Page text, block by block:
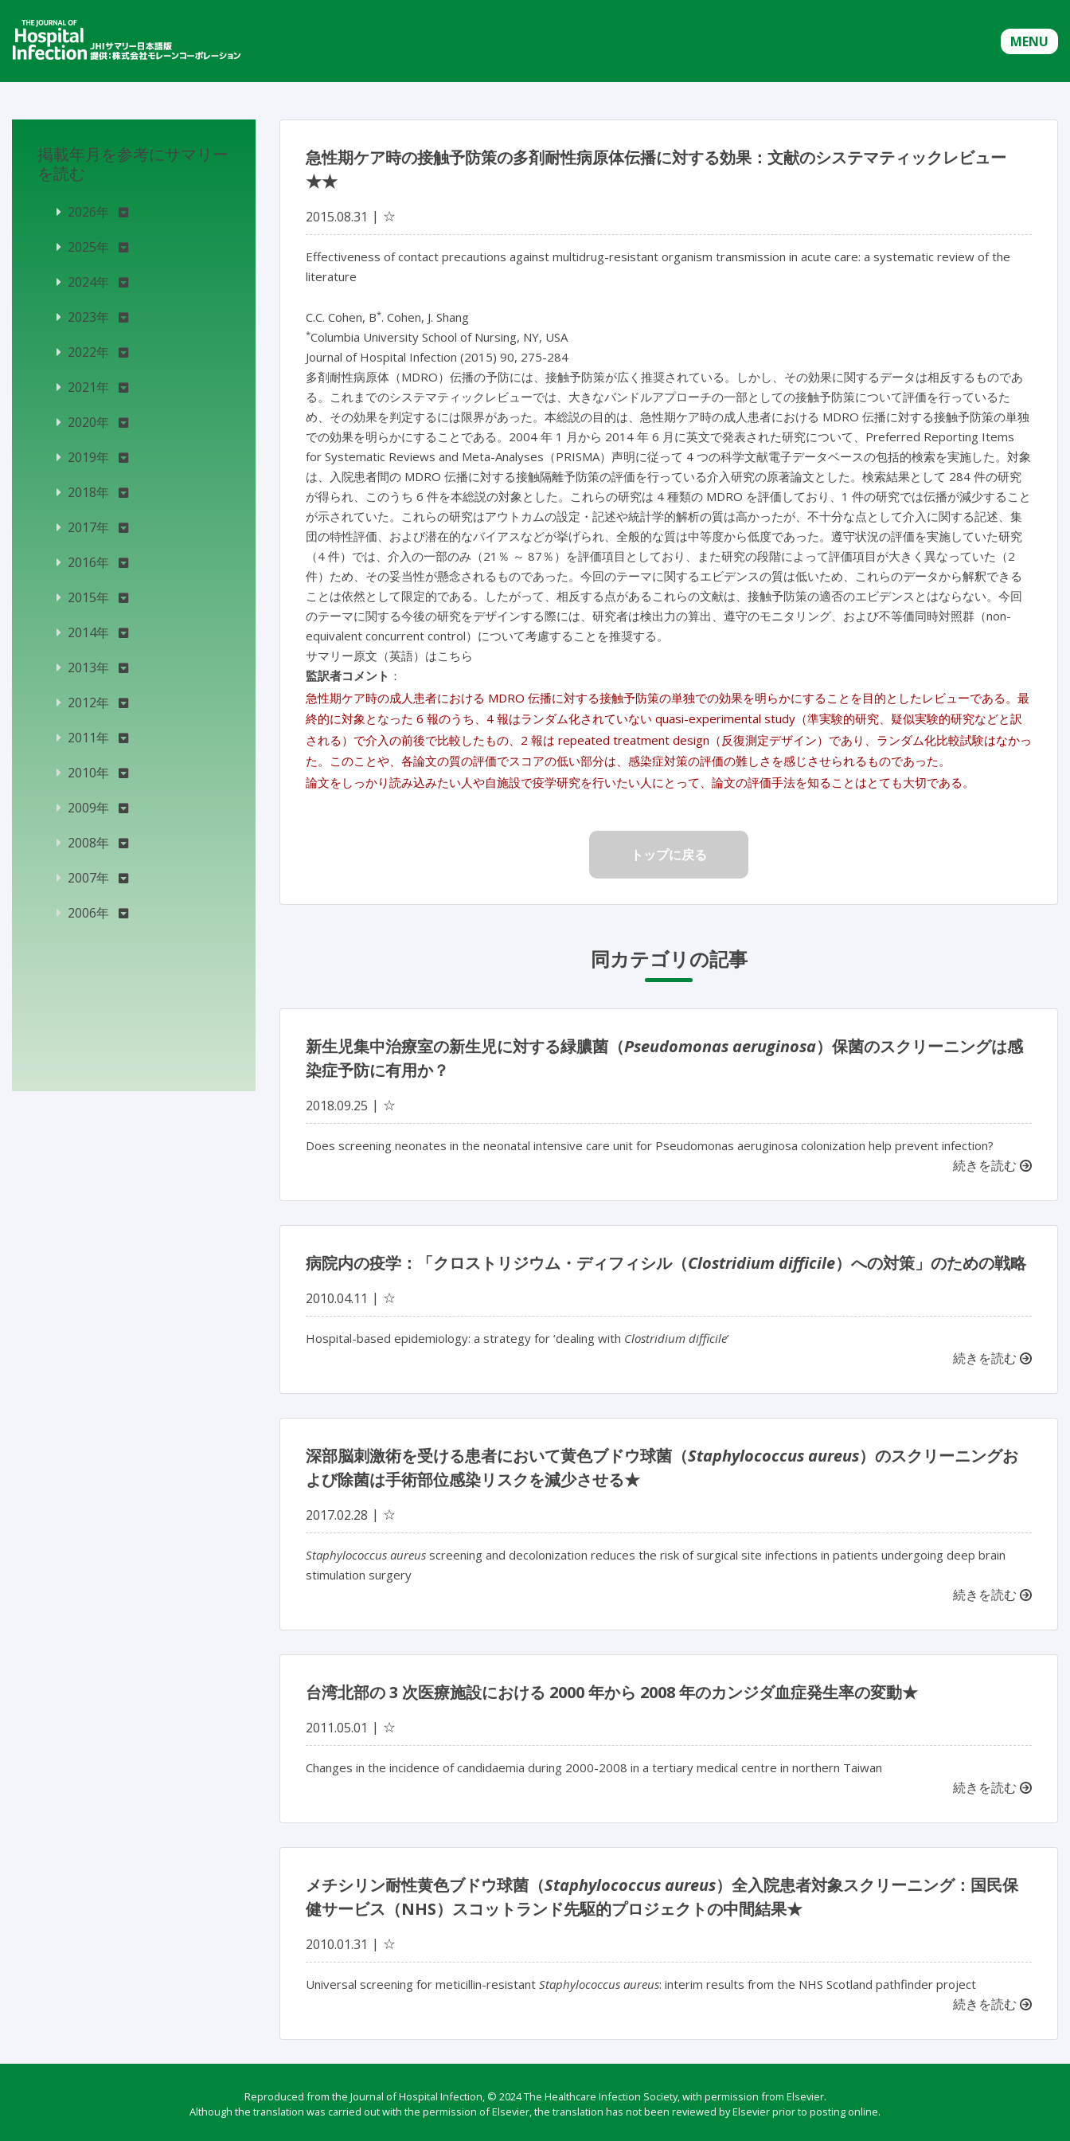
MENU
急性期ケア時の接触予防策の多剤耐性病原体伝播に対する効果：文献のシステマティックレビュー
★★
2015.08.31 ☆
Effectiveness of contact precautions against multidrug-resistant organism transmission in acute care: a systematic review of the
literature
C.C. Cohen, B*. Cohen, J. Shang
*Columbia University School of Nursing, NY, USA
Journal of Hospital Infection (2015) 90, 275-284
多剤耐性病原体（MDRO）伝播の予防には、接触予防策が広く推奨されている。しかし、その効果に関するデータは相反するものであ
る。これまでのシステマティックレビューでは、大きなバンドルアプローチの一部としての接触予防策について評価を行っているた
め、その効果を判定するには限界があった。本総説の目的は、急性期ケア時の成人患者における MDRO 伝播に対する接触予防策の単独
での効果を明らかにすることである。2004 年 1 月から 2014 年 6 月に英文で発表された研究について、Preferred Reporting Items
for Systematic Reviews and Meta-Analyses（PRISMA）声明に従って 4 つの科学文献電子データベースの包括的検索を実施した。対象
は、入院患者間の MDRO 伝播に対する接触隔離予防策の評価を行っている介入研究の原著論文とした。検索結果として 284 件の研究
が得られ、このうち 6 件を本総説の対象とした。これらの研究は 4 種類の MDRO を評価しており、1 件の研究では伝播が減少すること
が示されていた。これらの研究はアウトカムの設定・記述や統計学的解析の質は高かったが、不十分な点として介入に関する記述、集
団の特性評価、および潜在的なバイアスなどが挙げられ、全般的な質は中等度から低度であった。遵守状況の評価を実施していた研究
（4 件）では、介入の一部のみ（21％ ～ 87％）を評価項目としており、また研究の段階によって評価項目が大きく異なっていた（2
件）ため、その妥当性が懸念されるものであった。今回のテーマに関するエビデンスの質は低いため、これらのデータから解釈できる
ことは依然として限定的である。したがって、相反する点があるこれらの文献は、接触予防策の適否のエビデンスとはならない。今回
のテーマに関する今後の研究をデザインする際には、研究者は検出力の算出、遵守のモニタリング、および不等価同時対照群（non-
equivalent concurrent control）について考慮することを推奨する。
サマリー原文（英語）はこちら
監訳者コメント ：
急性期ケア時の成人患者における MDRO 伝播に対する接触予防策の単独での効果を明らかにすることを目的としたレビューである。最
終的に対象となった 6 報のうち、4 報はランダム化されていない quasi-experimental study（準実験的研究、疑似実験的研究などと訳
される）で介入の前後で比較したもの、2 報は repeated treatment design（反復測定デザイン）であり、ランダム化比較試験はなかっ
た。このことや、各論文の質の評価でスコアの低い部分は、感染症対策の評価の難しさを感じさせられるものであった。
論文をしっかり読み込みたい人や自施設で疫学研究を行いたい人にとって、論文の評価手法を知ることはとても大切である。
トップに戻る
同カテゴリの記事
新生児集中治療室の新生児に対する緑膿菌（Pseudomonas aeruginosa）保菌のスクリーニングは感
染症予防に有用か？
2018.09.25 ☆
Does screening neonates in the neonatal intensive care unit for Pseudomonas aeruginosa colonization help prevent infection?
続きを読む
病院内の疫学：「クロストリジウム・ディフィシル（Clostridium difficile）への対策」のための戦略
2010.04.11 ☆
Hospital-based epidemiology: a strategy for ‘dealing with Clostridium difficile’
続きを読む
深部脳刺激術を受ける患者において黄色ブドウ球菌（Staphylococcus aureus）のスクリーニングお
よび除菌は手術部位感染リスクを減少させる★
2017.02.28 ☆
Staphylococcus aureus screening and decolonization reduces the risk of surgical site infections in patients undergoing deep brain
stimulation surgery
続きを読む
台湾北部の 3 次医療施設における 2000 年から 2008 年のカンジダ血症発生率の変動★
2011.05.01 ☆
Changes in the incidence of candidaemia during 2000-2008 in a tertiary medical centre in northern Taiwan
続きを読む
メチシリン耐性黄色ブドウ球菌（Staphylococcus aureus）全入院患者対象スクリーニング：国民保
健サービス（NHS）スコットランド先駆的プロジェクトの中間結果★
2010.01.31 ☆
Universal screening for meticillin-resistant Staphylococcus aureus: interim results from the NHS Scotland pathfinder project
続きを読む
掲載年月を参考にサマリー
を読む
2026年
2025年
2024年
2023年
2022年
2021年
2020年
2019年
2018年
2017年
2016年
2015年
2014年
2013年
2012年
2011年
2010年
2009年
2008年
2007年
2006年
Reproduced from the Journal of Hospital Infection, © 2024 The Healthcare Infection Society, with permission from Elsevier.
Although the translation was carried out with the permission of Elsevier, the translation has not been reviewed by Elsevier prior to posting online.